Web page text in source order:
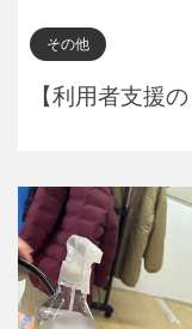
その他
【利用者支援の